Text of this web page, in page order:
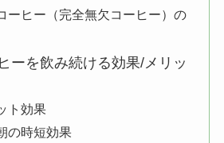
ーヒー（完全無欠コーヒー）の
ーを飲み続ける効果/メリッ
ト効果
の時短効果